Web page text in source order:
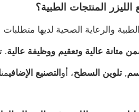
المنتجات الطبية؟
والرعاية الصحية لديها
متانة عالية وتعقيم ووظيفة عالية.
,تلوين السطح، أو التصنيع الإضافيمن